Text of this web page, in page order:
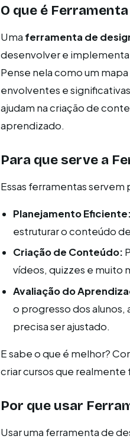
O que é
Uma ferramenta de
desenvolver e
Pense nela como um
envolventes e
ajudam na criação de
aprendizado.
Para que serve a
Essas ferramentas servem
Planejamento Eficiente:
estruturar o conteúdo
Criação de Conteúdo:
vídeos, quizzes e muito
Avaliação do
o progresso dos alunos,
precisa ser ajustado.
E sabe o que é melhor?
criar cursos que realmente
Por que usar
Usar uma ferramenta de